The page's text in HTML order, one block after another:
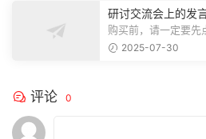
研讨交流会上的发
推动巡察工作高质
购买前，请一定要先
注，精彩模板每天推
2025-07-30
评论 0